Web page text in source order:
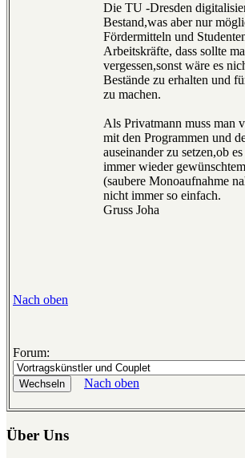
Die TU -Dresden
Bestand,was aber nur
Fördermitteln und
Arbeitskräfte, dass sollte
vergessen,sonst wäre es
Bestände zu erhalten und
zu machen.
Als Privatmann muss man
mit den Programmen und
auseinander zu setzen,ob
immer wieder
(saubere Monoaufnahme
nicht immer so einfach.
Gruss Joha
Nach oben
Forum:
Nach oben
Über Uns